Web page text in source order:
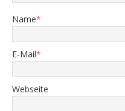
Name*
E-Mail*
Webseite